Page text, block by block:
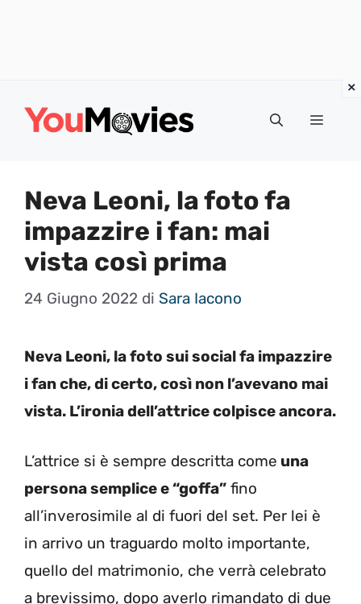
Menu
Neva Leoni, la foto fa
impazzire i fan: mai
vista così prima
24 Giugno 2022 di Sara Iacono
Neva Leoni, la foto sui social fa impazzire
i fan che, di certo, così non l’avevano mai
vista. L’ironia dell’attrice colpisce ancora.
L’attrice si è sempre descritta come una
persona semplice e “goffa” fino
all’inverosimile al di fuori del set. Per lei è
in arrivo un traguardo molto importante,
quello del matrimonio, che verrà celebrato
a brevissimo, dopo averlo rimandato di due